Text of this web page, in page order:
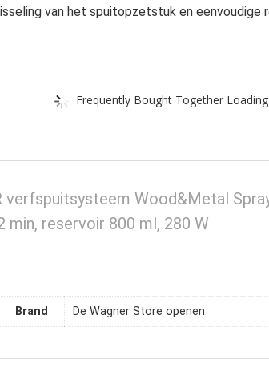
van het spuitopzetstuk en eenvoudige
Frequently Bought Together
verfspuitsysteem Wood&Metal
min, reservoir 800 ml, 280 W
Brand De Wagner Store openen